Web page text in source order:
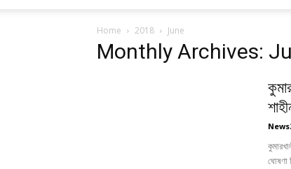
Home 2018 June
Monthly Archives:
ঘোষণা